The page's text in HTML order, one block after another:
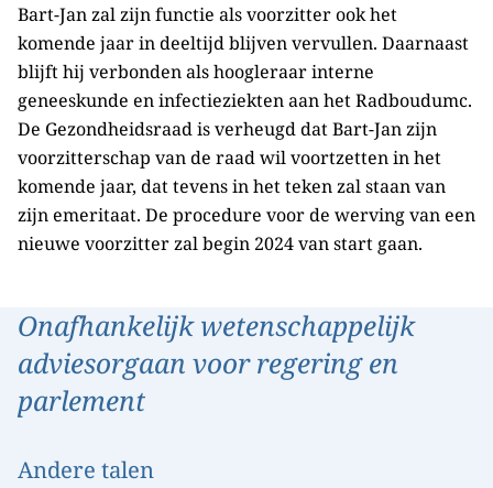
Bart-Jan zal zijn functie als voorzitter ook het
komende jaar in deeltijd blijven vervullen. Daarnaast
blijft hij verbonden als hoogleraar interne
geneeskunde en infectieziekten aan het Radboudumc.
De Gezondheidsraad is verheugd dat Bart-Jan zijn
voorzitterschap van de raad wil voortzetten in het
komende jaar, dat tevens in het teken zal staan van
zijn emeritaat. De procedure voor de werving van een
nieuwe voorzitter zal begin 2024 van start gaan.
Onafhankelijk wetenschappelijk
adviesorgaan voor regering en
parlement
Andere talen